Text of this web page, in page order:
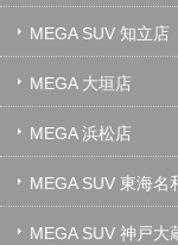
MEGA SUV 知立店
MEGA 大垣店
MEGA 浜松店
MEGA SUV 東海名
MEGA SUV 神戸大